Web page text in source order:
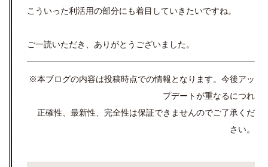
こういった利活用の部分にも着目していきたいですね。
ご一読いただき、ありがとうございました。
※本ブログの内容は投稿時点での情報となります。今後アッ
プデートが重なるにつれ
正確性、最新性、完全性は保証できませんのでご了承くだ
さい。